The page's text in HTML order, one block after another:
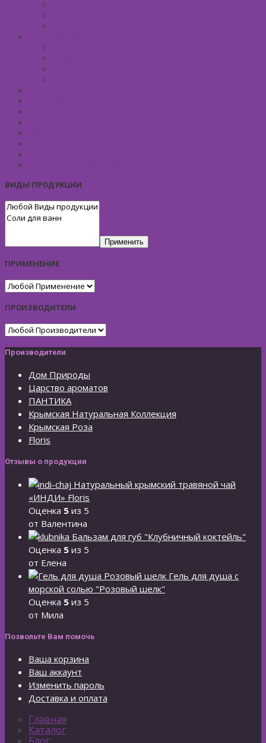
ВИДЫ ПРОДУКЦИИ
Применить
ПРИМЕНЕНИЕ
ПРОИЗВОДИТЕЛИ
Производители
Дом Природы
Царство ароматов
ПАНТИКА
Крымская Натуральная Коллекция
Крымская Роза
Floris
Отзывы о продукции
Натуральный крымский травяной чай
«ИНДИ» Floris
Оценка 5 из 5
от Валентина
Бальзам для губ "Клубничный коктейль"
Оценка 5 из 5
от Елена
Гель для душа с
морской солью "Розовый шелк"
Оценка 5 из 5
от Мила
Позвольте Вам помочь
Ваша корзина
Ваш аккаунт
Изменить пароль
Доставка и оплата
Главная
Каталог